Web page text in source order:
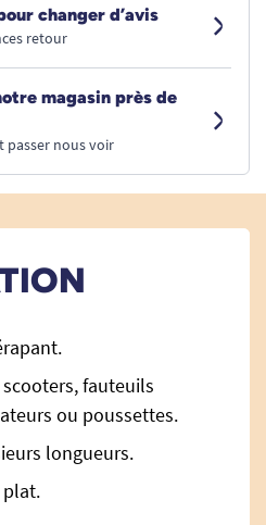
changer d’avis
retour
magasin près de
passer nous voir
fauteuils
ou poussettes.
longueurs.
plat.